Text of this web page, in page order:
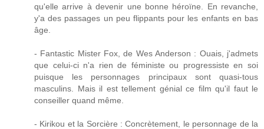
qu'elle arrive à devenir une bonne héroïne. En revanche,
y'a des passages un peu flippants pour les enfants en bas
âge.
- Fantastic Mister Fox, de Wes Anderson : Ouais, j'admets
que celui-ci n'a rien de féministe ou progressiste en soi
puisque les personnages principaux sont quasi-tous
masculins. Mais il est tellement génial ce film qu'il faut le
conseiller quand même.
- Kirikou et la Sorcière : Concrètement, le personnage de la